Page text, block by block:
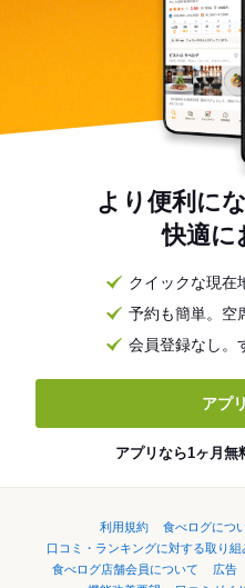
より便利に
快適に
クイックな現在
予約も簡単。空
会員登録なし。
アプ
アプリなら1ヶ月無
利用規約 食べログにつ
口コミ・ランキングに対する取り組
食べログ店舗会員について
広告